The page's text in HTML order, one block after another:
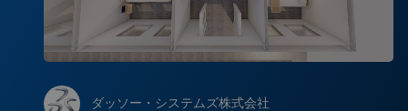
ダッソー・システムズ株式会社